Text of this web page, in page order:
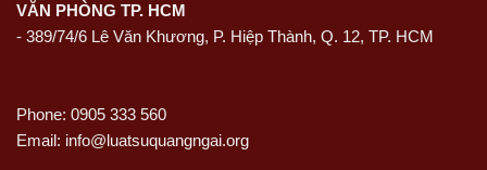
VĂN PHÒNG TP. HCM
- 389/74/6 Lê Văn Khương, P. Hiệp Thành, Q. 12, TP. HCM
Phone: 0905 333 560
Email: info@luatsuquangngai.org